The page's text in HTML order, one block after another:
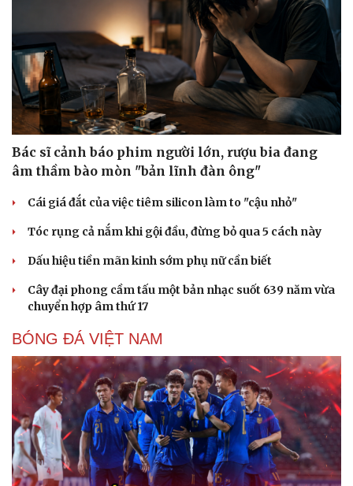
Phòng mạch online
Ăn sạch sống khỏe
Bác sĩ cảnh báo phim người lớn, rượu bia đang
âm thầm bào mòn "bản lĩnh đàn ông"
Cái giá đắt của việc tiêm silicon làm to "cậu nhỏ"
Tóc rụng cả nắm khi gội đầu, đừng bỏ qua 5 cách này
Dấu hiệu tiền mãn kinh sớm phụ nữ cần biết
Cây đại phong cầm tấu một bản nhạc suốt 639 năm vừa
chuyển hợp âm thứ 17
BÓNG ĐÁ VIỆT NAM